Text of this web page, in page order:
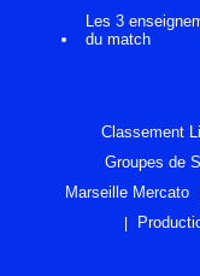
Les 3
du match
Classement
Groupes de
Marseille Mercato